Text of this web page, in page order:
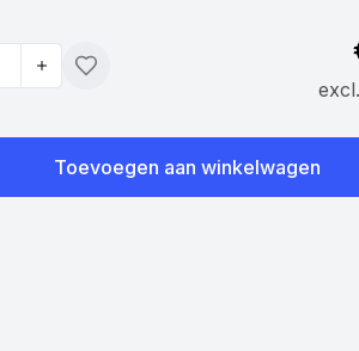
Toevoegen
Toevoegen aan winkelwagen